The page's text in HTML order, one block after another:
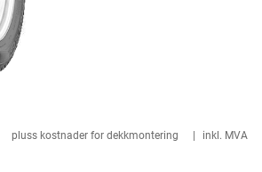
pluss kostnader for dekkmontering inkl. MVA